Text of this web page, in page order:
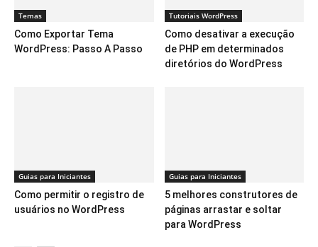
Temas
Como Exportar Tema
WordPress: Passo A Passo
Tutoriais WordPress
Como desativar a execução
de PHP em determinados
diretórios do WordPress
Guias para Iniciantes
Como permitir o registro de
usuários no WordPress
Guias para Iniciantes
5 melhores construtores de
páginas arrastar e soltar
para WordPress